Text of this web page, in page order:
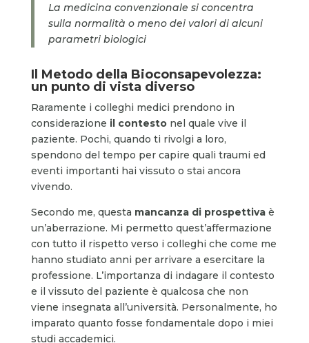
La medicina convenzionale si concentra
sulla normalità o meno dei valori di alcuni
parametri biologici
Il Metodo della Bioconsapevolezza:
un punto di vista diverso
Raramente i colleghi medici prendono in
considerazione il contesto nel quale vive il
paziente. Pochi, quando ti rivolgi a loro,
spendono del tempo per capire quali traumi ed
eventi importanti hai vissuto o stai ancora
vivendo.
Secondo me, questa mancanza di prospettiva è
un’aberrazione. Mi permetto quest’affermazione
con tutto il rispetto verso i colleghi che come me
hanno studiato anni per arrivare a esercitare la
professione. L’importanza di indagare il contesto
e il vissuto del paziente è qualcosa che non
viene insegnata all’università. Personalmente, ho
imparato quanto fosse fondamentale dopo i miei
studi accademici.